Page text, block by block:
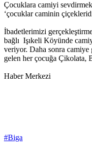
Çocuklara camiyi
‘çocuklar caminin
İbadetlerimizi
bağlı Işıkeli Köyünde
veriyor. Daha sonra
gelen her çocuğa Çikolata,
Haber Merkezi
#Biga